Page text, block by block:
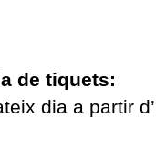
de tiquets:
dia a partir